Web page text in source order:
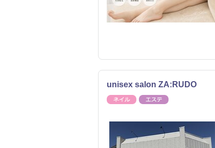
unisex salon ZA:RUDO
ネイル